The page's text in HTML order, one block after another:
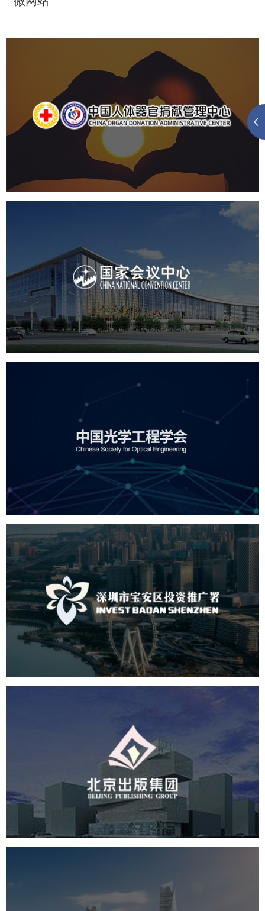
中国人体器官捐献管理中心
国企 品牌官网 网站建设
国家会议中心
专业服务 网站建设 网站设计
中国光学工程学会
机构组织 国企 品牌官网 网站建设
深圳市宝安区投资推广署
机构组织 国企 品牌官网 网站建设 网站设计
北京出版集团
文化艺术 集团官网 品牌官网
集团网站建设公司
网站建设
中国城市规划设计研究院